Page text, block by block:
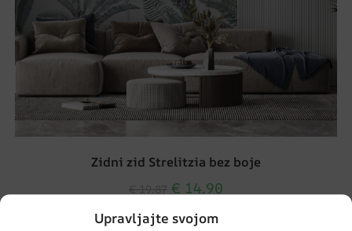
Upravljajte svojom
Zidni zid Strelitzia bez boje
19.87 € 14.90